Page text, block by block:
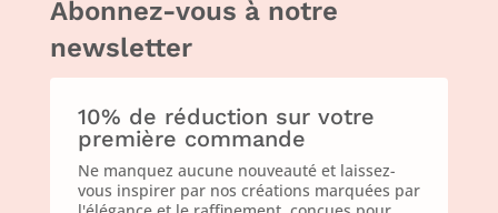
Abonnez-vous à notre
newsletter
10% de réduction sur votre
première commande
Ne manquez aucune nouveauté et laissez-
vous inspirer par nos créations marquées par